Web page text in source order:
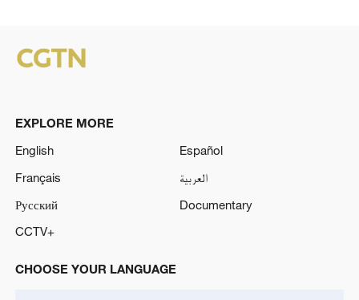
EXPLORE MORE
English
Español
Français
العربية
Русский
Documentary
CCTV+
CHOOSE YOUR LANGUAGE